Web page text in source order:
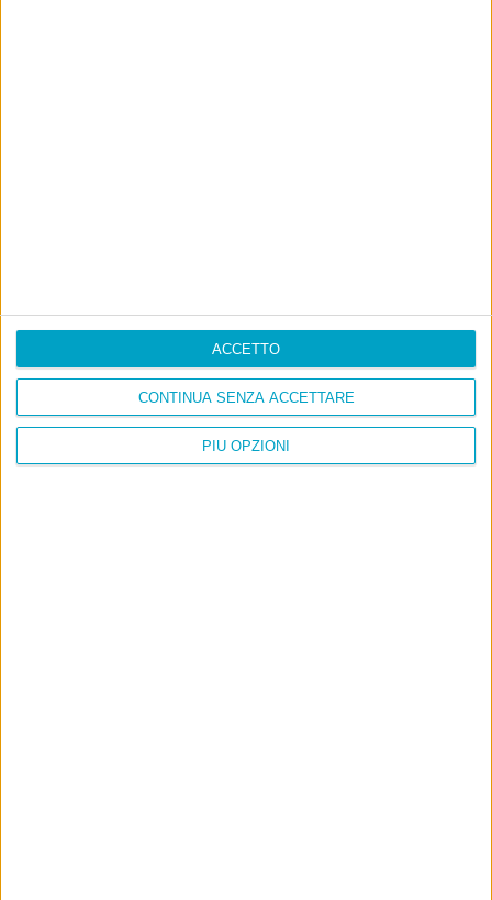
PIÙ OPZIONI
CONTINUA SENZA ACCETTARE
ACCETTO